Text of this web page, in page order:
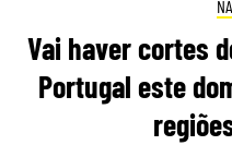
Vai haver cortes
Portugal este